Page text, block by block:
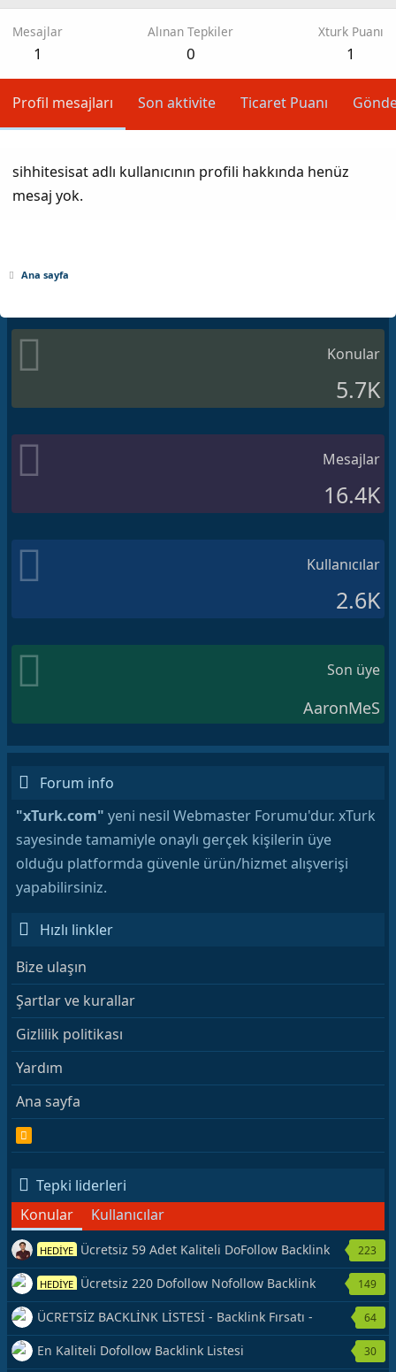
Mesajlar
1
Alınan Tepkiler
0
Xturk Puanı
1
Profil mesajları Son aktivite Ticaret Puanı
sihhitesisat adlı kullanıcının profili hakkında henüz
mesaj yok.
Ana sayfa
Konular
5.7K
Mesajlar
16.4K
Kullanıcılar
2.6K
Son üye
AaronMeS
Forum info
"xTurk.com" yeni nesil Webmaster Forumu'dur. xTurk
sayesinde tamamiyle onaylı gerçek kişilerin üye
olduğu platformda güvenle ürün/hizmet alışverişi
yapabilirsiniz.
Hızlı linkler
Bize ulaşın
Şartlar ve kurallar
Gizlilik politikası
Yardım
Ana sayfa
S
Tepki liderleri
Konular
Kullanıcılar
HEDİYE Ücretsiz 59 Adet Kaliteli DoFollow Backlink
Kaynağı Veriyorum.
223
HEDİYE Ücretsiz 220 Dofollow Nofollow Backlink
Veriyorum
149
ÜCRETSİZ BACKLİNK LİSTESİ - Backlink Fırsatı -
Hemen Yetiş!
64
En Kaliteli Dofollow Backlink Listesi 30